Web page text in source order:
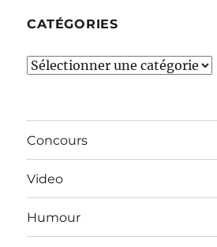
CATÉGORIES
Catégories
Concours
Video
Humour